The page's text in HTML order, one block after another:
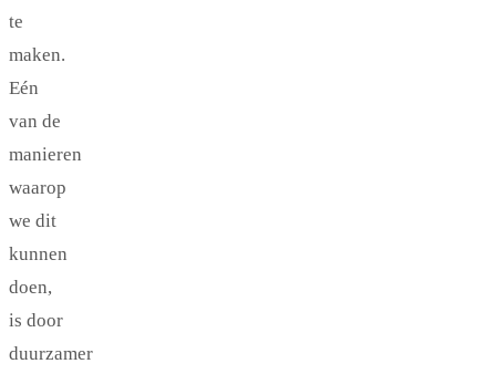
te
maken.
Eén
van de
manieren
waarop
we dit
kunnen
doen,
is door
duurzamer